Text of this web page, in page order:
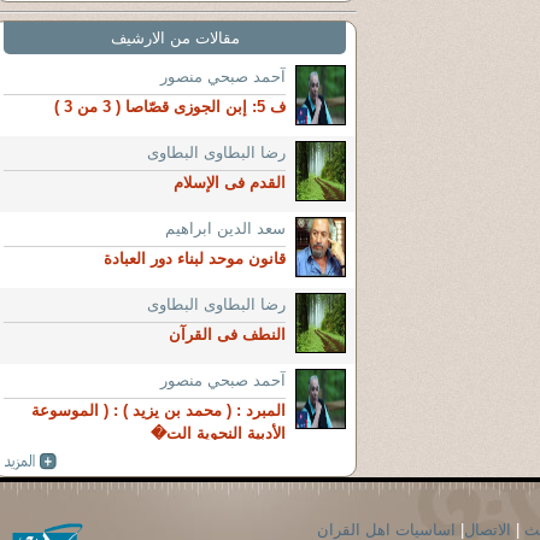
مقالات من الارشيف
آحمد صبحي منصور
ف 5: إبن الجوزى قصّاصا ( 3 من 3 )
رضا البطاوى البطاوى
القدم فى الإسلام
سعد الدين ابراهيم
قانون موحد لبناء دور العبادة
رضا البطاوى البطاوى
النطف فى القرآن
آحمد صبحي منصور
المبرد : ( محمد بن يزيد ) : ( الموسوعة
الأدبية النحوية الت�
الاتصال اساسيات اهل القران